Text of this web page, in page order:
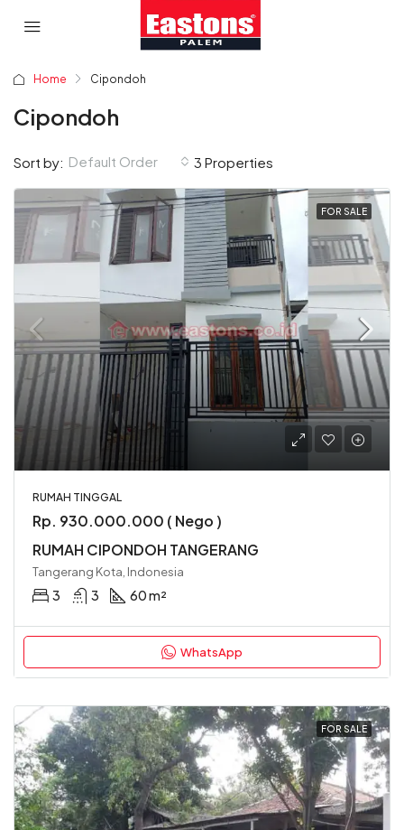
Home Cipondoh
Cipondoh
3 Properties
Sort by: Default Order
FOR SALE
RUMAH TINGGAL
Rp. 930.000.000 ( Nego )
RUMAH CIPONDOH TANGERANG
Tangerang Kota, Indonesia
3 3 60 m²
WhatsApp
FOR SALE